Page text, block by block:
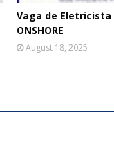
Vaga de Eletricista
ONSHORE
August 18, 2025